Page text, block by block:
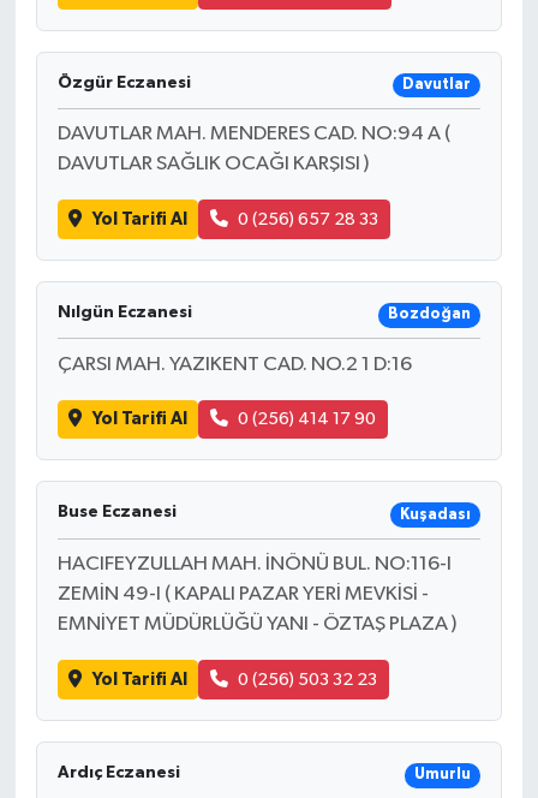
Özgür Eczanesi Davutlar
DAVUTLAR MAH. MENDERES CAD. NO:94 A (
DAVUTLAR SAĞLIK OCAĞI KARŞISI )
Yol Tarifi Al 0 (256) 657 28 33
Nılgün Eczanesi Bozdoğan
ÇARSI MAH. YAZIKENT CAD. NO.2 1 D:16
Yol Tarifi Al 0 (256) 414 17 90
Buse Eczanesi Kuşadası
HACIFEYZULLAH MAH. İNÖNÜ BUL. NO:116-I
ZEMİN 49-I ( KAPALI PAZAR YERİ MEVKİSİ -
EMNİYET MÜDÜRLÜĞÜ YANI - ÖZTAŞ PLAZA )
Yol Tarifi Al 0 (256) 503 32 23
Ardıç Eczanesi Umurlu